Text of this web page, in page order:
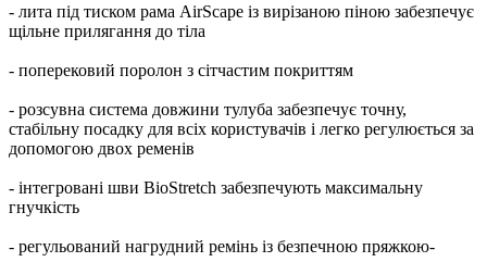
- лита під тиском рама AirScape із вирізаною піною забезпечує
щільне прилягання до тіла
- поперековий поролон з сітчастим покриттям
- розсувна система довжини тулуба забезпечує точну,
стабільну посадку для всіх користувачів і легко регулюється за
допомогою двох ременів
- інтегровані шви BioStretch забезпечують максимальну
гнучкість
- регульований нагрудний ремінь із безпечною пряжкою-